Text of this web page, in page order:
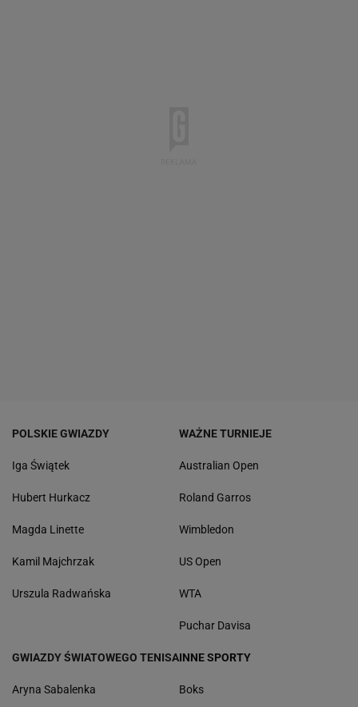
POLSKIE GWIAZDY
Iga Świątek
Hubert Hurkacz
Magda Linette
Kamil Majchrzak
Urszula Radwańska
WAŻNE TURNIEJE
Australian Open
Roland Garros
Wimbledon
US Open
WTA
Puchar Davisa
GWIAZDY ŚWIATOWEGO TENISA
Aryna Sabalenka
INNE SPORTY
Boks